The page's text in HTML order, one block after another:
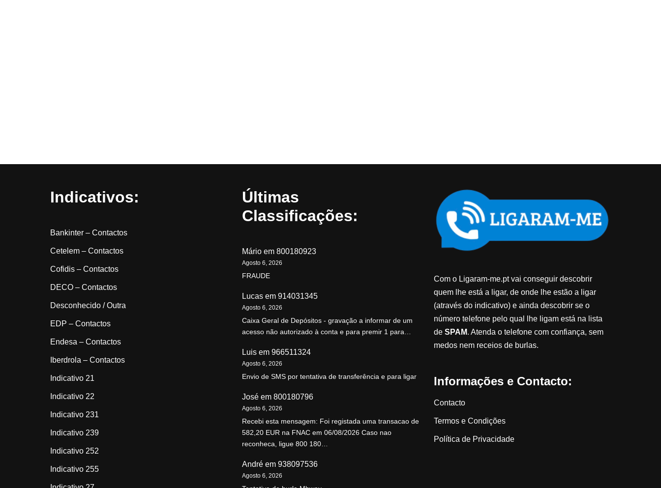
Indicativos:
Bankinter – Contactos
Cetelem – Contactos
Cofidis – Contactos
DECO – Contactos
Desconhecido / Outra
EDP – Contactos
Endesa – Contactos
Iberdrola – Contactos
Indicativo 21
Indicativo 22
Indicativo 231
Indicativo 239
Indicativo 252
Indicativo 255
Últimas
Classificações:
Mário em 800180923
Agosto 6, 2026
FRAUDE
Lucas em 914031345
Agosto 6, 2026
Caixa Geral de Depósitos - gravação a informar de um
acesso não autorizado à conta e para premir 1 para…
Luis em 966511324
Agosto 6, 2026
Envio de SMS por tentativa de transferência e para ligar
José em 800180796
Agosto 6, 2026
Recebi esta mensagem: Foi registada uma transacao de
582,20 EUR na FNAC em 06/08/2026 Caso nao
reconheca, ligue 800 180…
André em 938097536
Agosto 6, 2026
Com o Ligaram-me.pt vai conseguir descobrir
quem lhe está a ligar, de onde lhe estão a ligar
(através do indicativo) e ainda descobrir se o
número telefone pelo qual lhe ligam está na lista
de SPAM. Atenda o telefone com confiança, sem
medos nem receios de burlas.
Informações e Contacto:
Contacto
Termos e Condições
Política de Privacidade